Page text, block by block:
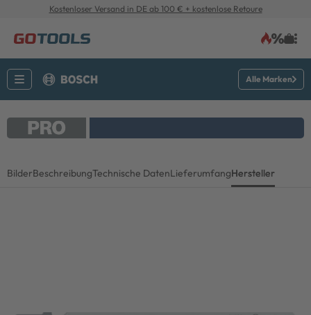
Kostenloser Versand in DE ab 100 € + kostenlose Retoure
Alle Marken
BilderBeschreibungTechnische DatenLieferumfangHersteller